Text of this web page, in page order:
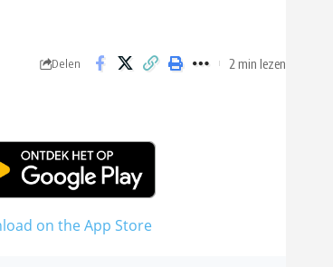
Delen 2 min lezen